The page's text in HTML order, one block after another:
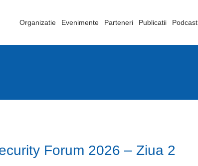
Organizatie Evenimente Parteneri Publicatii Podcast
Forum 2026 – Ziua 2